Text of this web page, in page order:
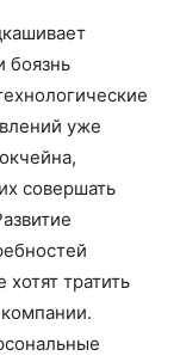
боязнь
уже
совершать
тратить